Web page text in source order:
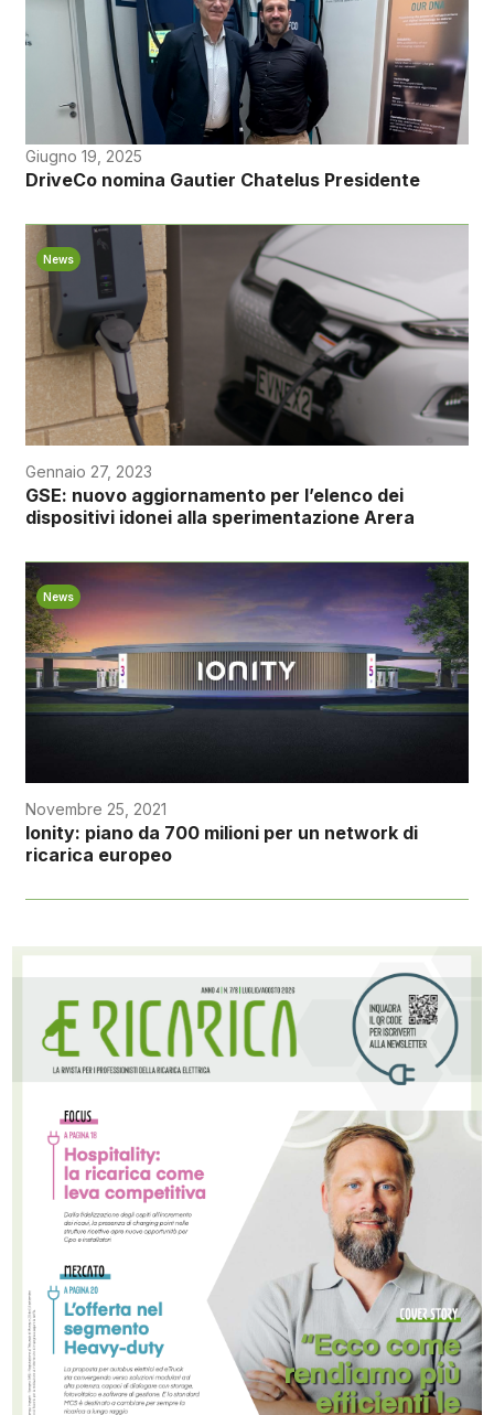
Giugno 19, 2025
DriveCo nomina Gautier Chatelus Presidente
News
Gennaio 27, 2023
GSE: nuovo aggiornamento per l’elenco dei
dispositivi idonei alla sperimentazione Arera
News
Novembre 25, 2021
Ionity: piano da 700 milioni per un network di
ricarica europeo